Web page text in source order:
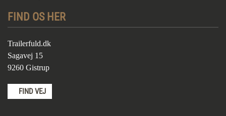
FIND OS HER
Trailerfuld.dk
Sagavej 15
9260 Gistrup
FIND VEJ